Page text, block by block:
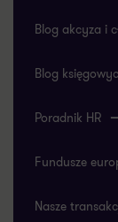
Blog akcyza i
Blog
Poradnik HR
Fundusze
Nasze